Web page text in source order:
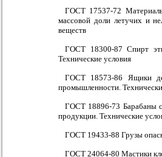
ГОСТ 17537-72
массовой доли летучих и
веществ
ГОСТ 18300-87 Спирт
Технические условия
ГОСТ 18573-86 Ящики
промышленности.
ГОСТ 18896-73 Барабаны
продукции. Технические
ГОСТ 19433-88 Грузы
ГОСТ 24064-80 Мастики